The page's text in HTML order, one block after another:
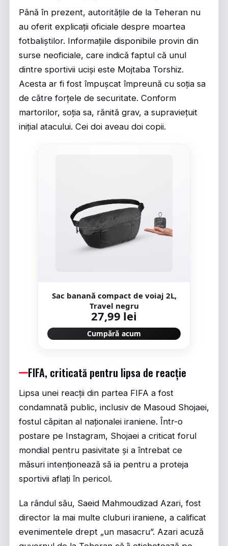
Până în prezent, autoritățile de la Teheran nu
au oferit explicații oficiale despre moartea
fotbaliștilor. Informațiile disponibile provin din
surse neoficiale, care indică faptul că unul
dintre sportivii uciși este Mojtaba Torshiz.
Acesta ar fi fost împușcat împreună cu soția sa
de către forțele de securitate. Conform
martorilor, soția sa, rănită grav, a supraviețuit
inițial atacului. Cei doi aveau doi copii.
Sac banană compact de voiaj 2L,
Travel negru
27,99 lei
Cumpără acum
FIFA, criticată pentru lipsa de reacție
Lipsa unei reacții din partea FIFA a fost
condamnată public, inclusiv de Masoud Shojaei,
fostul căpitan al naționalei iraniene. Într-o
postare pe Instagram, Shojaei a criticat forul
mondial pentru pasivitate și a întrebat ce
măsuri intenționează să ia pentru a proteja
sportivii aflați în pericol.
La rândul său, Saeid Mahmoudizad Azari, fost
director la mai multe cluburi iraniene, a calificat
evenimentele drept „un masacru”. Azari acuză